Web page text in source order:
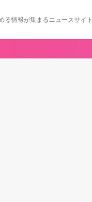
る情報が集まるニュースサイト